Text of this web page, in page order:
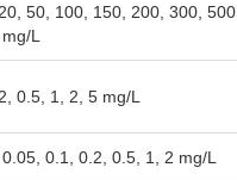
50, 100, 150, 200, 300, 500,
L
0.5, 1, 2, 5 mg/L
0.1, 0.2, 0.5, 1, 2 mg/L